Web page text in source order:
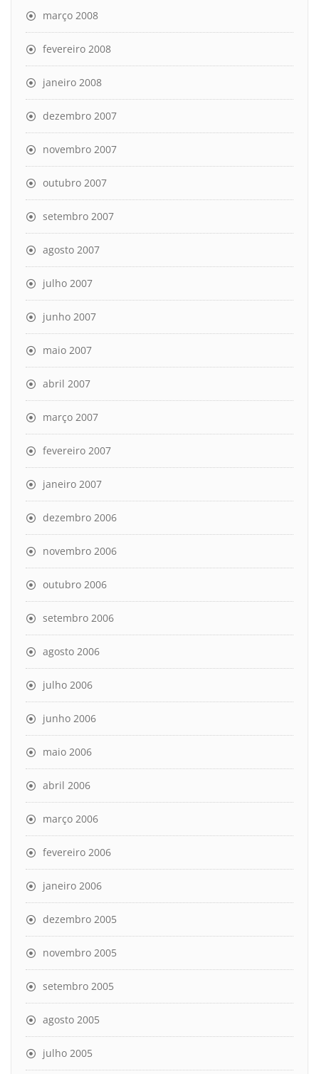
março 2008
fevereiro 2008
janeiro 2008
dezembro 2007
novembro 2007
outubro 2007
setembro 2007
agosto 2007
julho 2007
junho 2007
maio 2007
abril 2007
março 2007
fevereiro 2007
janeiro 2007
dezembro 2006
novembro 2006
outubro 2006
setembro 2006
agosto 2006
julho 2006
junho 2006
maio 2006
abril 2006
março 2006
fevereiro 2006
janeiro 2006
dezembro 2005
novembro 2005
setembro 2005
agosto 2005
julho 2005